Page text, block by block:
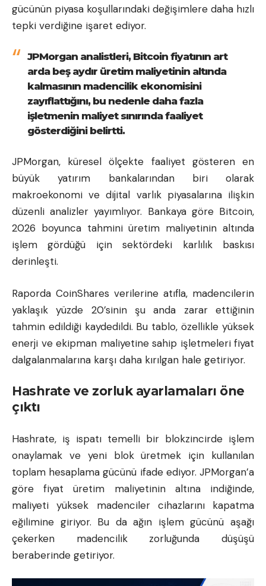
gücünün piyasa koşullarındaki değişimlere daha hızlı
tepki verdiğine işaret ediyor.
JPMorgan analistleri, Bitcoin fiyatının art
arda beş aydır üretim maliyetinin altında
kalmasının madencilik ekonomisini
zayıflattığını, bu nedenle daha fazla
işletmenin maliyet sınırında faaliyet
gösterdiğini belirtti.
JPMorgan, küresel ölçekte faaliyet gösteren en
büyük yatırım bankalarından biri olarak
makroekonomi ve dijital varlık piyasalarına ilişkin
düzenli analizler yayımlıyor. Bankaya göre Bitcoin,
2026 boyunca tahmini üretim maliyetinin altında
işlem gördüğü için sektördeki karlılık baskısı
derinleşti.
Raporda CoinShares verilerine atıfla, madencilerin
yaklaşık yüzde 20’sinin şu anda zarar ettiğinin
tahmin edildiği kaydedildi. Bu tablo, özellikle yüksek
enerji ve ekipman maliyetine sahip işletmeleri fiyat
dalgalanmalarına karşı daha kırılgan hale getiriyor.
Hashrate ve zorluk ayarlamaları öne
çıktı
Hashrate, iş ispatı temelli bir blokzincirde işlem
onaylamak ve yeni blok üretmek için kullanılan
toplam hesaplama gücünü ifade ediyor. JPMorgan’a
göre fiyat üretim maliyetinin altına indiğinde,
maliyeti yüksek madenciler cihazlarını kapatma
eğilimine giriyor. Bu da ağın işlem gücünü aşağı
çekerken madencilik zorluğunda düşüşü
beraberinde getiriyor.